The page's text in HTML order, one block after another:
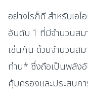
อย่างไรก็ดี สำหรับเอ
อันดับ 1 ที่มีจำนวนสม
เช่นกัน ด้วยจำนวนส
ท่าน* ซึ่งถือเป็นพลัง
คุ้มครองและประสบก